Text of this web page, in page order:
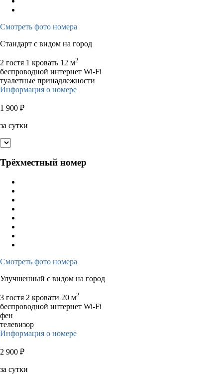
Смотреть фото номера
Стандарт с видом на город
2 гостя 1 кровать 12 м2
беспроводной интернет Wi-Fi
туалетные принадлежности
Информация о номере
1 900 ₽
за сутки
Трёхместный номер
Смотреть фото номера
Улучшенный с видом на город
3 гостя 2 кровати 20 м2
беспроводной интернет Wi-Fi
фен
телевизор
Информация о номере
2 900 ₽
за сутки